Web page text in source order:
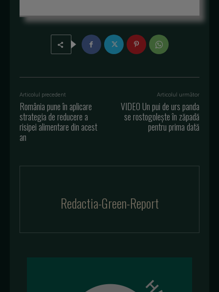
Articolul precedent
România pune în aplicare
strategia de reducere a
risipei alimentare din acest
an
Articolul următor
VIDEO Un pui de urs panda
se rostogolește în zăpadă
pentru prima dată
Redactia-Green-Report